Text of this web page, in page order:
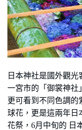
日本神社是國外觀
一宮市的「御裳神社
更可看到不同色調
球花，更是這兩年日
花祭， 6月中旬的 日